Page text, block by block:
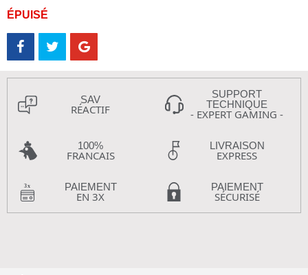
ÉPUISÉ
SAV
RÉACTIF
SUPPORT
TECHNIQUE
- EXPERT GAMING -
100%
FRANCAIS
LIVRAISON
EXPRESS
PAIEMENT
EN 3X
PAIEMENT
SÉCURISÉ